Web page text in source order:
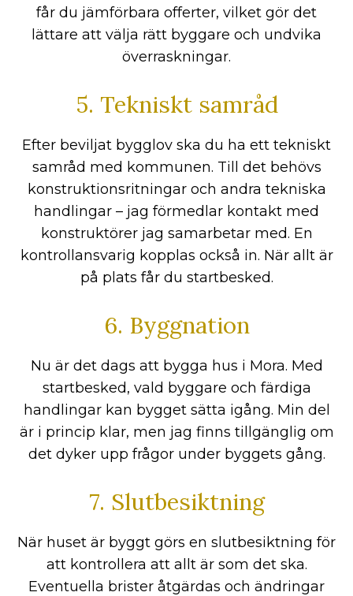
får du jämförbara offerter, vilket gör det
lättare att välja rätt byggare och undvika
överraskningar.
5. Tekniskt samråd
Efter beviljat bygglov ska du ha ett tekniskt
samråd med kommunen. Till det behövs
konstruktionsritningar och andra tekniska
handlingar – jag förmedlar kontakt med
konstruktörer jag samarbetar med. En
kontrollansvarig kopplas också in. När allt är
på plats får du startbesked.
6. Byggnation
Nu är det dags att bygga hus i Mora. Med
startbesked, vald byggare och färdiga
handlingar kan bygget sätta igång. Min del
är i princip klar, men jag finns tillgänglig om
det dyker upp frågor under byggets gång.
7. Slutbesiktning
När huset är byggt görs en slutbesiktning för
att kontrollera att allt är som det ska.
Eventuella brister åtgärdas och ändringar